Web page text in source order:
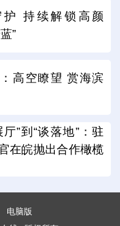
护 持续解锁高颜
”
高空瞭望 赏海滨
厅”到“谈落地”：驻
在皖抛出合作橄榄
电脑版